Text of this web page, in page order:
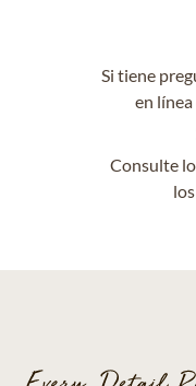
Si tiene
en
Consulte